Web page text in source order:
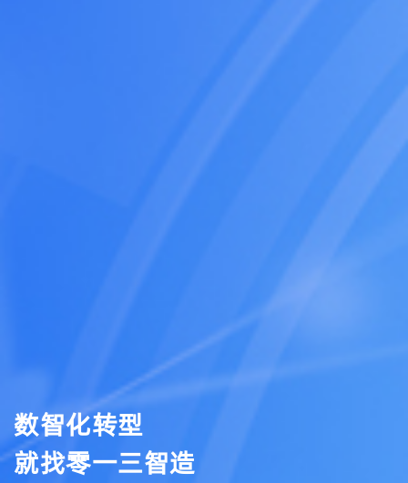
数智化转型
就找零一三智造